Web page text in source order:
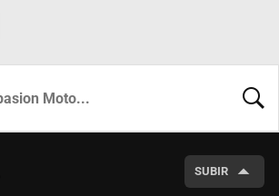
SUBIR